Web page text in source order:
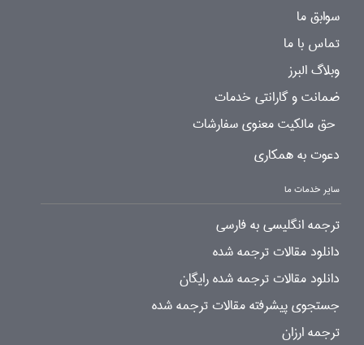
سوابق ما
تماس با ما
وبلاگ البرز
ضمانت و گارانتی خدمات
حق مالکیت معنوی سفارشات
دعوت به همکاری
سایر خدمات ما
ترجمه انگلیسی به فارسی
دانلود مقالات ترجمه شده
دانلود مقالات ترجمه شده رایگان
جستجوی پیشرفته مقالات ترجمه شده
ترجمه ارزان